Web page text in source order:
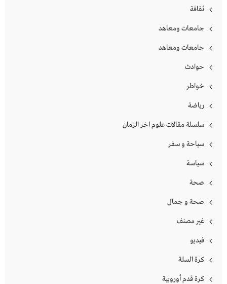
ثقافة
جامعات ومعاهد
جامعات ومعاهد
حوادث
خواطر
رياضة
سلسلة مقالات علوم اخر الزمان
سياحة و سفر
سياسة
صحة
صحة و جمال
غير مصنف
فيديو
كرة السلة
كرة قدم أوروبية